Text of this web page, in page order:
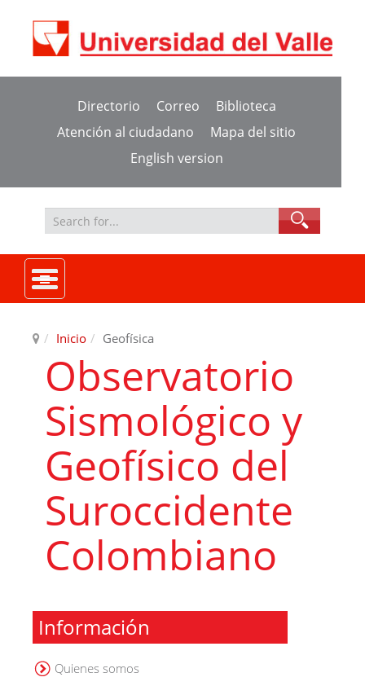
Directorio Correo
Biblioteca
Atención al ciudadano
Mapa del sitio
English version
Inicio Geofísica
Observatorio
Sismológico y
Geofísico del
Suroccidente
Colombiano
Información
Quienes somos